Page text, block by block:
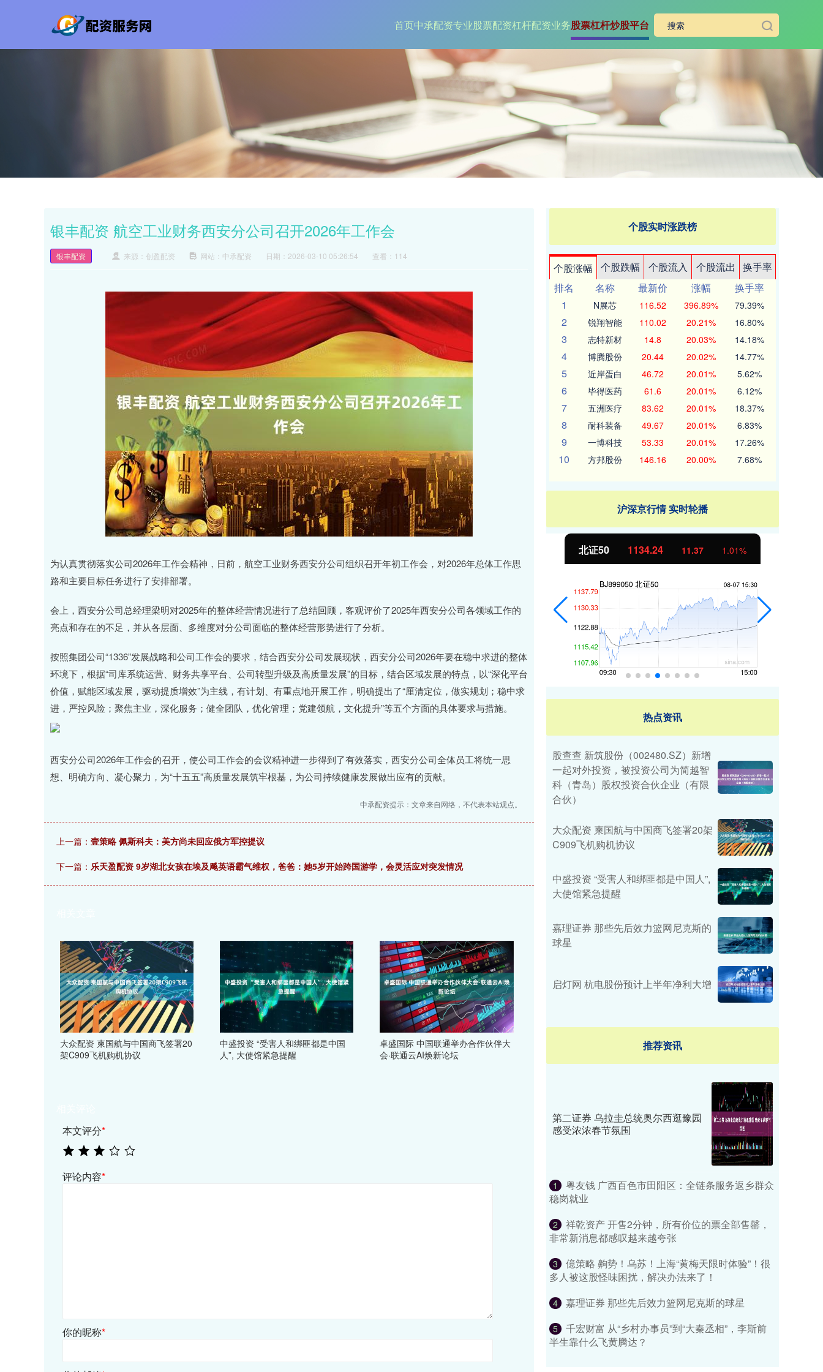
首页中承配资专业股票配资杠杆配资业务股票杠杆炒股平台
银丰配资 航空工业财务西安分公司召开2026年工作会
银丰配资 来源：创盈配资 网站：中承配资 日期：2026-03-10 05:26:54 查看：114
为认真贯彻落实公司2026年工作会精神，日前，航空工业财务西安分公司组织召开年初工作会，对2026年总体工作思
路和主要目标任务进行了安排部署。
会上，西安分公司总经理梁明对2025年的整体经营情况进行了总结回顾，客观评价了2025年西安分公司各领域工作的
亮点和存在的不足，并从各层面、多维度对分公司面临的整体经营形势进行了分析。
按照集团公司“1336”发展战略和公司工作会的要求，结合西安分公司发展现状，西安分公司2026年要在稳中求进的整体
环境下，根据“司库系统运营、财务共享平台、公司转型升级及高质量发展”的目标，结合区域发展的特点，以“深化平台
价值，赋能区域发展，驱动提质增效”为主线，有计划、有重点地开展工作，明确提出了“厘清定位，做实规划；稳中求
进，严控风险；聚焦主业，深化服务；健全团队，优化管理；党建领航，文化提升”等五个方面的具体要求与措施。
西安分公司2026年工作会的召开，使公司工作会的会议精神进一步得到了有效落实，西安分公司全体员工将统一思
想、明确方向、凝心聚力，为“十五五”高质量发展筑牢根基，为公司持续健康发展做出应有的贡献。
中承配资提示：文章来自网络，不代表本站观点。
上一篇： 壹策略 佩斯科夫：美方尚未回应俄方军控提议
下一篇： 乐天盈配资 9岁湖北女孩在埃及飚英语霸气维权，爸爸：她5岁开始跨国游学，会灵活应对突发情况
大众配资 柬国航与中国商飞签署20
架C909飞机购机协议
中盛投资 “受害人和绑匪都是中国
人”, 大使馆紧急提醒
卓盛国际 中国联通举办合作伙伴大
会·联通云AI焕新论坛
本文评分*
评论内容*
你的昵称*
个股实时涨跌榜
个股涨幅 个股跌幅 个股流入 个股流出
换手率
排名
名称 最新价 涨幅
换手率
1
N展芯 116.52 396.89% 79.39%
2 锐翔智能 110.02 20.21% 16.80%
3 志特新材 14.8 20.03% 14.18%
4 博腾股份 20.44 20.02% 14.77%
5 近岸蛋白 46.72 20.01% 5.62%
6 毕得医药 61.6 20.01% 6.12%
7 五洲医疗 83.62 20.01% 18.37%
8 耐科装备 49.67 20.01% 6.83%
9 一博科技 53.33 20.01% 17.26%
10 方邦股份 146.16 20.00% 7.68%
沪深京行情 实时轮播
1134.24 11.37 1.01% 创业板指
热点资讯
股查查 新筑股份（002480.SZ）新增
一起对外投资，被投资公司为简越智
科（青岛）股权投资合伙企业（有限
合伙）
大众配资 柬国航与中国商飞签署20架
C909飞机购机协议
中盛投资 “受害人和绑匪都是中国人”,
大使馆紧急提醒
嘉理证券 那些先后效力篮网尼克斯的
球星
启灯网 杭电股份预计上半年净利大增
推荐资讯
第二证券 乌拉圭总统奥尔西逛豫园
感受浓浓春节氛围
1
粤友钱 广西百色市田阳区：全链条服务返乡群众
稳岗就业
2
祥乾资产 开售2分钟，所有价位的票全部售罄，
非常新消息都感叹越来越夸张
3
億策略 齁势！乌苏！上海“黄梅天限时体验”！很
多人被这股怪味困扰，解决办法来了！
4 嘉理证券 那些先后效力篮网尼克斯的球星
5
千宏财富 从“乡村办事员”到“大秦丞相”，李斯前
半生靠什么飞黄腾达？